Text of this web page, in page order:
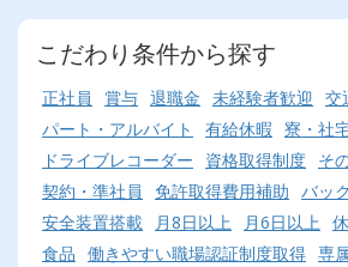
こだわり条件から探す
正社員 賞与 退職金 未経験者歓迎 交
パート・アルバイト
有給休暇 寮・社
ドライブレコーダー
資格取得制度 そ
契約・準社員
免許取得費用補助 バッ
安全装置搭載
月8日以上 月6日以上
食品 働きやすい職場認証制度取得 専